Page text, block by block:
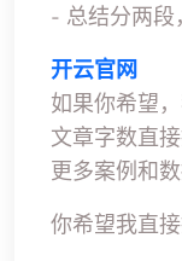
- 总结分两段
开云官网
如果你希望
文章字数直
更多案例和
你希望我直